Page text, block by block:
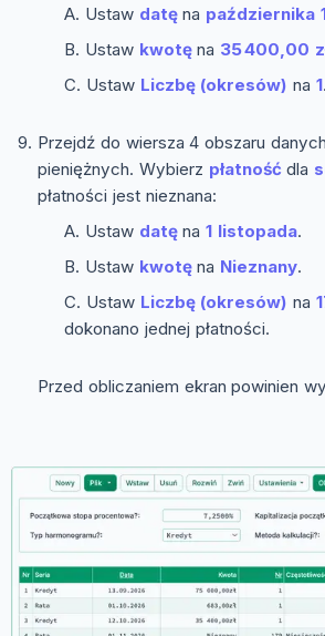
Ustaw datęna października
Ustaw kwotęna 35 400,00
Ustaw Liczbę (okresów) na 1.
Przejdź do wiersza 4 obszaru
pieniężnych. Wybierz płatność dla
płatności jest nieznana:
Ustaw datęna1 listopada.
Ustaw kwotęna Nieznany.
Ustaw Liczbę (okresów) na
dokonano jednej płatności.
Przed obliczaniem ekran powinien